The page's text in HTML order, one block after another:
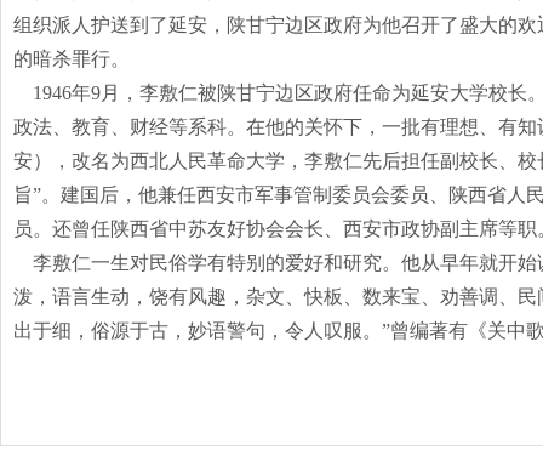
组织派人护送到了延安，陕甘宁边区政府为他召开了盛大的
的暗杀罪行。
1946年9月，李敷仁被陕甘宁边区政府任命为延安大学校
政法、教育、财经等系科。在他的关怀下，一批有理想、有
安），改名为西北人民革命大学，李敷仁先后担任副校长、
旨”。建国后，他兼任西安市军事管制委员会委员、陕西省人
员。还曾任陕西省中苏友好协会会长、西安市政协副主席等职
李敷仁一生对民俗学有特别的爱好和研究。他从早年就开
泼，语言生动，饶有风趣，杂文、快板、数来宝、劝善调、
出于细，俗源于古，妙语警句，令人叹服。”曾编著有《关